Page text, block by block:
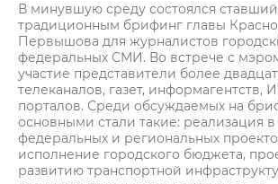
В минувшую среду состоялся
традиционным брифинг главы
Первышова для журналистов
федеральных СМИ. Во встрече с
участие представители более
телеканалов, газет, информагентств,
порталов. Среди обсуждаемых на
основными стали такие: реализация
федеральных и региональных
исполнение городского бюджета,
развитию транспортной